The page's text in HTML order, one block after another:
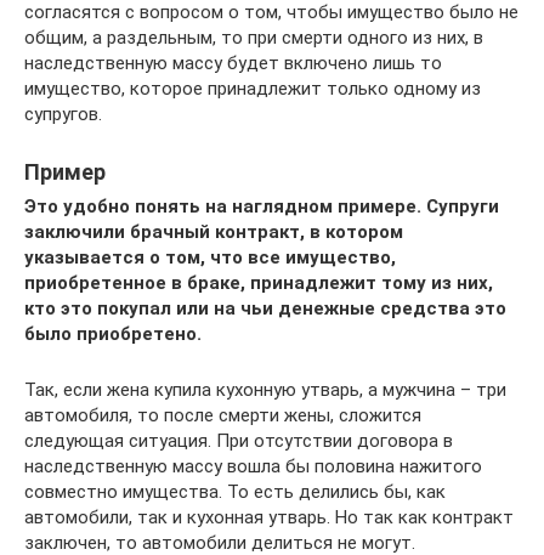
согласятся с вопросом о том, чтобы имущество было не
общим, а раздельным, то при смерти одного из них, в
наследственную массу будет включено лишь то
имущество, которое принадлежит только одному из
супругов.
Пример
Это удобно понять на наглядном примере. Супруги
заключили брачный контракт, в котором
указывается о том, что все имущество,
приобретенное в браке, принадлежит тому из них,
кто это покупал или на чьи денежные средства это
было приобретено.
Так, если жена купила кухонную утварь, а мужчина – три
автомобиля, то после смерти жены, сложится
следующая ситуация. При отсутствии договора в
наследственную массу вошла бы половина нажитого
совместно имущества. То есть делились бы, как
автомобили, так и кухонная утварь. Но так как контракт
заключен, то автомобили делиться не могут.